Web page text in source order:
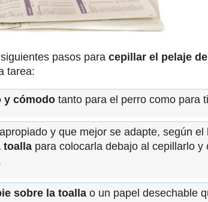
pasos para cepillar el pelaje
tarea:
y cómodo tanto para el perro como para
apropiado y que mejor se adapte, según el
toalla para colocarla debajo al cepillarlo y
sobre la toalla o un papel desechable